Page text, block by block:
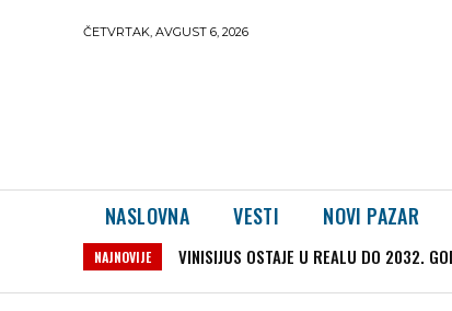
ČETVRTAK, AVGUST 6, 2026
NASLOVNA VESTI NOVI PAZAR
NAJNOVIJE VINISIJUS OSTAJE U REALU DO 2032.
SPEKTAKL U TRABZONU: Hiljade